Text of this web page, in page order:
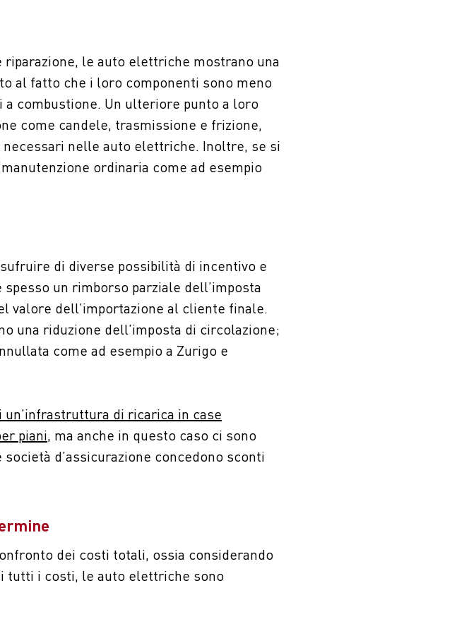
le auto elettriche mostrano una
al fatto che i loro componenti sono meno
combustione. Un ulteriore punto a loro
come candele, trasmissione e frizione,
nelle auto elettriche. Inoltre, se si
ordinaria come ad esempio
di diverse possibilità di incentivo e
un rimborso parziale dell’imposta
valore dell’importazione al cliente finale.
una riduzione dell’imposta di circolazione;
come ad esempio a Zurigo e
un’infrastruttura di ricarica in case
piani, ma anche in questo caso ci sono
d’assicurazione concedono sconti
dei costi totali, ossia considerando
tutti i costi, le auto elettriche sono